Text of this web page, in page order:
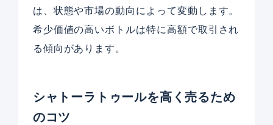
は、状態や市場の動向によって変動します。
希少価値の高いボトルは特に高額で取引され
る傾向があります。
シャトーラトゥールを高く売るため
のコツ